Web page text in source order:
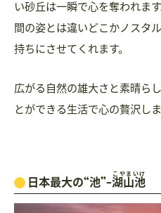
い砂丘は一瞬で心を奪われま
間の姿とは違いどこかノスタ
持ちにさせてくれます。
広がる自然の雄大さと素晴ら
とができる生活で心の贅沢し
日本最大の“池”-湖山池
こやまいけ